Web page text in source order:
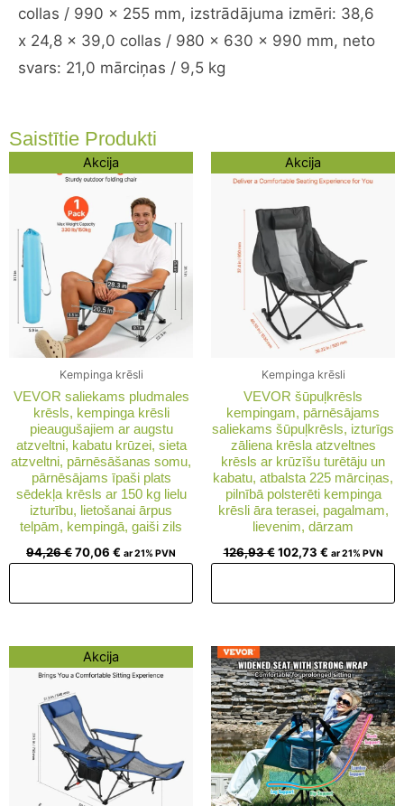
collas / 990 x 255 mm, izstrādājuma izmēri: 38,6
x 24,8 x 39,0 collas / 980 x 630 x 990 mm, neto
svars: 21,0 mārciņas / 9,5 kg
Saistītie Produkti
Akcija
Kempinga krēsli
VEVOR saliekams pludmales
krēsls, kempinga krēsli
pieaugušajiem ar augstu
atzveltni, kabatu krūzei, sieta
atzveltni, pārnēsāšanas somu,
pārnēsājams īpaši plats
sēdekļa krēsls ar 150 kg lielu
izturību, lietošanai ārpus
telpām, kempingā, gaiši zils
94,26€
Original
price
94,26 €.
70,06 €
price
70,06 €.
ar 21% PVN
Akcija
Kempinga krēsli
VEVOR šūpuļkrēsls
kempingam, pārnēsājams
saliekams šūpuļkrēsls, izturīgs
zāliena krēsla atzveltnes
krēsls ar krūzīšu turētāju un
kabatu, atbalsta 225 mārciņas,
pilnībā polsterēti kempinga
krēsli āra terasei, pagalmam,
lievenim, dārzam
126,93€
Original
price
126,93 €.
102,73 €
price
is:
ar 21% PVN
Akcija
Original
price
107,57 €.
price
is: